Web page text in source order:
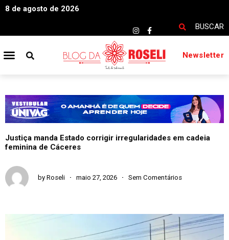
8 de agosto de 2026
BUSCAR
Newsletter
Justiça manda Estado corrigir irregularidades em cadeia
feminina de Cáceres
by Roseli maio 27, 2026 Sem Comentários